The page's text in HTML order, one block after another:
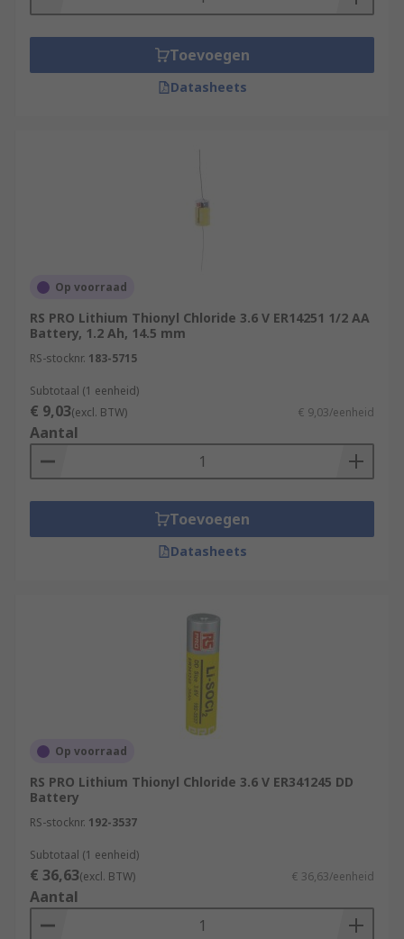
Toevoegen
Datasheets
Op voorraad
RS PRO Lithium Thionyl Chloride 3.6 V ER14251 1/2 AA
Battery, 1.2 Ah, 14.5 mm
RS-stocknr. 183-5715
Subtotaal (1 eenheid)
€ 9,03(excl. BTW) € 9,03/eenheid
Aantal
Toevoegen
Datasheets
Op voorraad
RS PRO Lithium Thionyl Chloride 3.6 V ER341245 DD
Battery
RS-stocknr. 192-3537
Subtotaal (1 eenheid)
€ 36,63(excl. BTW) € 36,63/eenheid
Aantal